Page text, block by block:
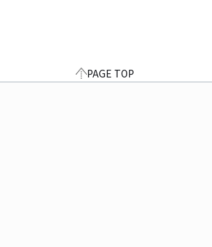
PAGE TOP